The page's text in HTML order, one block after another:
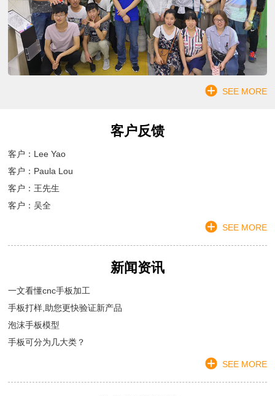
SEE MORE
客户反馈
客户：Lee Yao
客户：Paula Lou
客户：王先生
客户：吴全
SEE MORE
新闻资讯
一文看懂cnc手板加工
手板打样,助您更快验证新产品
泡沫手板模型
手板可分为几大类？
SEE MORE